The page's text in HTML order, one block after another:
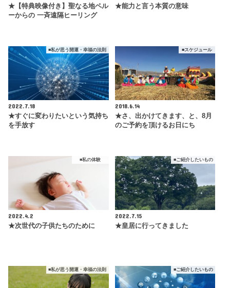
★【特典映像付き】聖なる地ペル
ーからの 一斉遠隔ヒーリング
★能力と言う本質の意味
■私が思う開運・幸福の法則
2022.7.18
★すぐに変わりたいという気持ち
を手放す
■スケジュール
2018.6.14
★さ、出かけてきます、と、8月
のご予約を頂けるお日にち
■私の体験
2022.4.2
★次世代の子供たちのために
■ご紹介したいもの
2022.7.15
★皇居に行ってきました
■私が思う開運・幸福の法則 ■ご紹介したいもの